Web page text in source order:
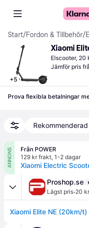
Start/Fordon & Tillbehör/
+5
Xiaomi
Elscooter, 20
Jämför pris
Prova flexibla betalningar
Rekommenderad
ANNONS
Från POWER
129 kr frakt, 1-2 dagar
Proshop.se
Lägst pris·20
Xiaomi Elite NE (20km/t)